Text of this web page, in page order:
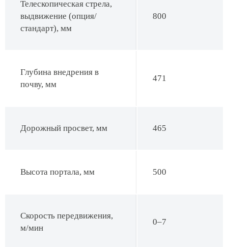
Телескопическая стрела,
выдвижение (опция/
стандарт), мм
800
Глубина внедрения в
почву, мм
471
Дорожный просвет, мм 465
Высота портала, мм 500
Скорость передвижения,
м/мин
0–7